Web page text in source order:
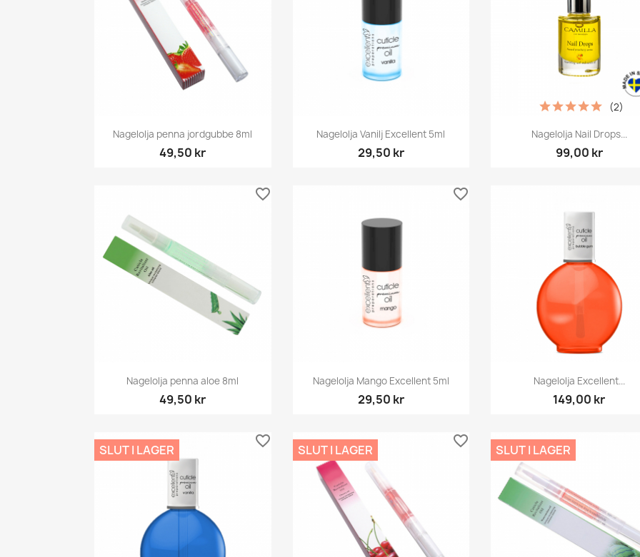
Snabbvy
Nagelolja penna jordgubbe 8ml
49,50 kr
Snabbvy
Nagelolja Vanilj Excellent 5ml
29,50 kr
Snabbvy
Nagelolja Nail Drops...
99,00 kr
(2)
Snabbvy
Nagelolja penna aloe 8ml
49,50 kr
favorite_border
Snabbvy
Nagelolja Mango Excellent 5ml
29,50 kr
favorite_border
Snabbvy
Nagelolja Excellent...
149,00 kr
SLUT I LAGER
favorite_border
SLUT I LAGER
favorite_border
SLUT I LAGER